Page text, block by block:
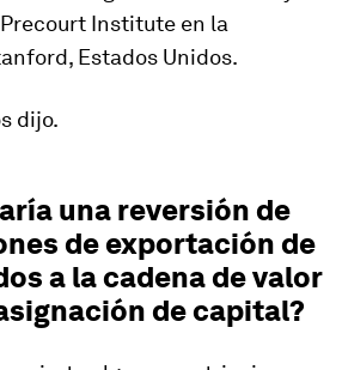
Institute en la
Estados Unidos.
dijo.
una reversión de
de exportación de
a la cadena de valor
de capital?